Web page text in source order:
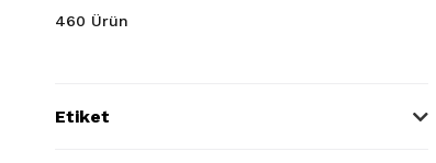
Etiket
460 Ürün